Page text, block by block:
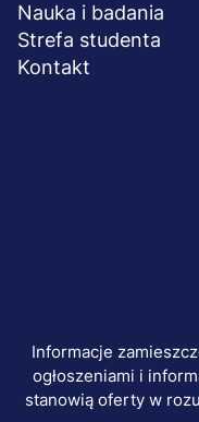
Nauka i badania
Strefa studenta
Kontakt
Informacje
ogłoszeniami i
stanowią oferty w